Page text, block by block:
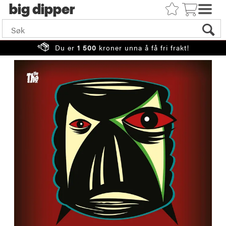
big
Du er 1 500 kroner unna å få fri frakt!